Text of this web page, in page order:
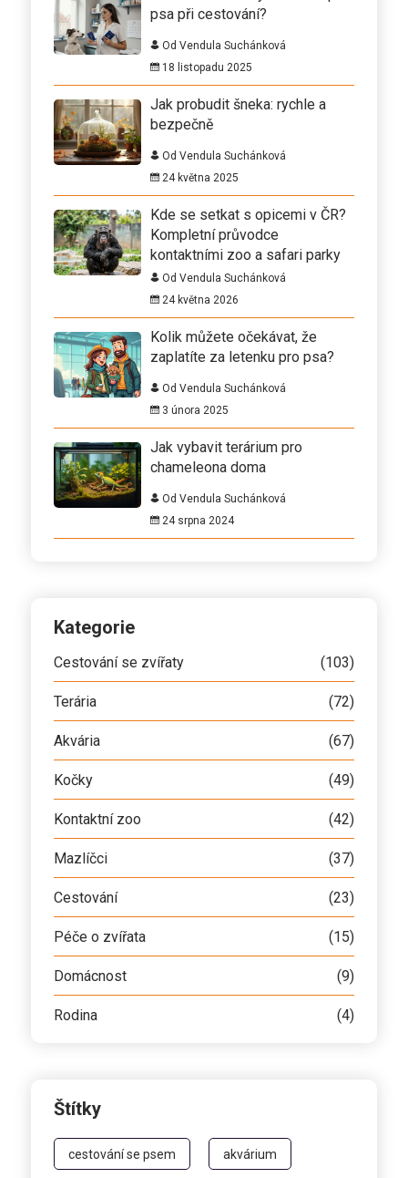
psa při cestování?
Od Vendula Suchánková
18 listopadu 2025
Jak probudit šneka: rychle a
bezpečně
Od Vendula Suchánková
24 května 2025
Kde se setkat s opicemi v ČR?
Kompletní průvodce
kontaktními zoo a safari parky
Od Vendula Suchánková
24 května 2026
Kolik můžete očekávat, že
zaplatíte za letenku pro psa?
Od Vendula Suchánková
3 února 2025
Jak vybavit terárium pro
chameleona doma
Od Vendula Suchánková
24 srpna 2024
Kategorie
Cestování se zvířaty (103)
Terária (72)
Akvária (67)
Kočky (49)
Kontaktní zoo (42)
Mazlíčci (37)
Cestování (23)
Péče o zvířata (15)
Domácnost (9)
Rodina (4)
Štítky
cestování se psem akvárium